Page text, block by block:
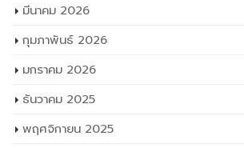
มีนาคม 2026
กุมภาพันธ์ 2026
มกราคม 2026
ธันวาคม 2025
พฤศจิกายน 2025